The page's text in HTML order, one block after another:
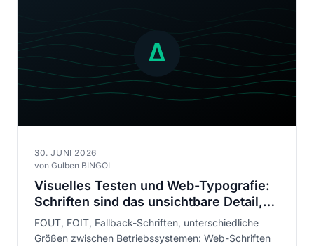
30. JUNI 2026
von Gulben BINGOL
Visuelles Testen und Web-Typografie:
Schriften sind das unsichtbare Detail,
das Ihre Nutzererfahrung ruiniert
FOUT, FOIT, Fallback-Schriften, unterschiedliche
Größen zwischen Betriebssystemen: Web-Schriften